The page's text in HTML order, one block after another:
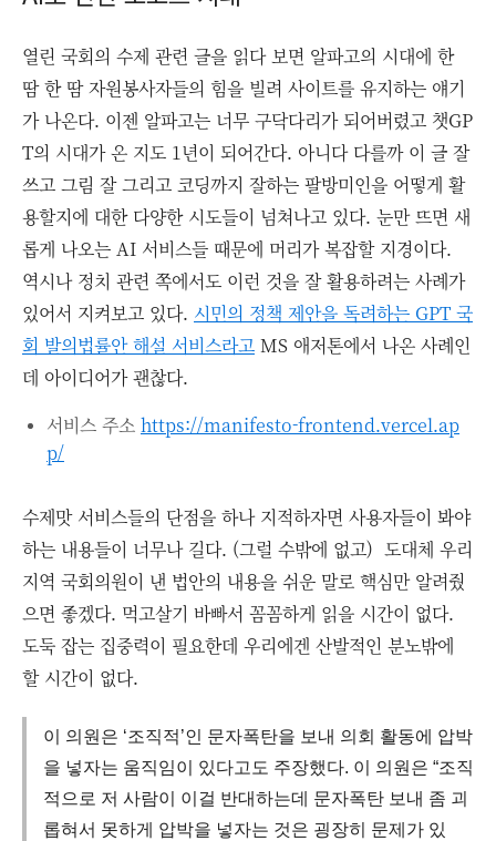
열린 국회의 수제 관련 글을 읽다 보면 알파고의 시대에 한
땀 한 땀 자원봉사자들의 힘을 빌려 사이트를 유지하는 얘기
가 나온다. 이젠 알파고는 너무 구닥다리가 되어버렸고 챗GP
T의 시대가 온 지도 1년이 되어간다. 아니다 다를까 이 글 잘
쓰고 그림 잘 그리고 코딩까지 잘하는 팔방미인을 어떻게 활
용할지에 대한 다양한 시도들이 넘쳐나고 있다. 눈만 뜨면 새
롭게 나오는 AI 서비스들 때문에 머리가 복잡할 지경이다.
역시나 정치 관련 쪽에서도 이런 것을 잘 활용하려는 사례가
있어서 지켜보고 있다. 시민의 정책 제안을 독려하는 GPT 국
회 발의법률안 해설 서비스라고 MS 애저톤에서 나온 사례인
데 아이디어가 괜찮다.
서비스 주소 https://manifesto-frontend.vercel.ap
p/
수제맛 서비스들의 단점을 하나 지적하자면 사용자들이 봐야
하는 내용들이 너무나 길다. (그럴 수밖에 없고) 도대체 우리
지역 국회의원이 낸 법안의 내용을 쉬운 말로 핵심만 알려줬
으면 좋겠다. 먹고살기 바빠서 꼼꼼하게 읽을 시간이 없다.
도둑 잡는 집중력이 필요한데 우리에겐 산발적인 분노밖에
할 시간이 없다.
이 의원은 ‘조직적’인 문자폭탄을 보내 의회 활동에 압박
을 넣자는 움직임이 있다고도 주장했다. 이 의원은 “조직
적으로 저 사람이 이걸 반대하는데 문자폭탄 보내 좀 괴
롭혀서 못하게 압박을 넣자는 것은 굉장히 문제가 있